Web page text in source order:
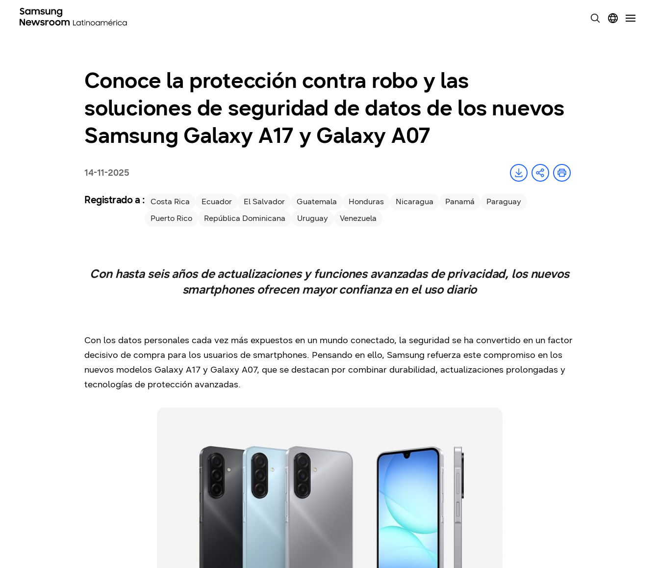
Conoce la protección contra robo y las
soluciones de seguridad de datos de los nuevos
Samsung Galaxy A17 y Galaxy A07
14-11-2025
Registrado a : Costa Rica Ecuador El Salvador Guatemala Honduras Nicaragua Panamá
Paraguay
Puerto Rico
República Dominicana Uruguay Venezuela
Con hasta seis años de actualizaciones y funciones avanzadas de privacidad, los nuevos
smartphones ofrecen mayor confianza en el uso diario
Con los datos personales cada vez más expuestos en un mundo conectado, la seguridad se ha convertido en un factor
decisivo de compra para los usuarios de smartphones. Pensando en ello, Samsung refuerza este compromiso en los
nuevos modelos Galaxy A17 y Galaxy A07, que se destacan por combinar durabilidad, actualizaciones prolongadas y
tecnologías de protección avanzadas.